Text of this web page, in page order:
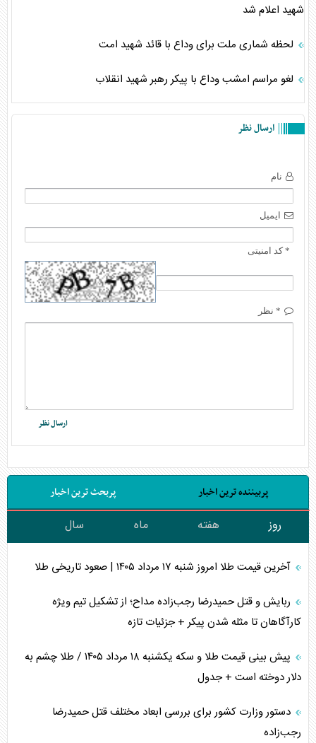
شهید اعلام شد
لحظه شماری ملت برای وداع با قائد شهید امت
لغو مراسم امشب وداع با پیکر رهبر شهید انقلاب
ارسال نظر
نام
ایمیل
* کد امنیتی
* نظر
پربیننده ترین اخبار پربحث ترین اخبار
روز هفته ماه سال
آخرین قیمت طلا امروز شنبه ۱۷ مرداد ۱۴۰۵ | صعود تاریخی طلا
ربایش و قتل حمیدرضا رجب‌زاده مداح؛ از تشکیل تیم ویژه
کارآگاهان تا مثله شدن پیکر + جزئیات تازه
پیش بینی قیمت طلا و سکه یکشنبه ۱۸ مرداد ۱۴۰۵ / طلا چشم به
دلار دوخته است + جدول
دستور وزارت کشور برای بررسی ابعاد مختلف قتل حمیدرضا
رجب‌زاده